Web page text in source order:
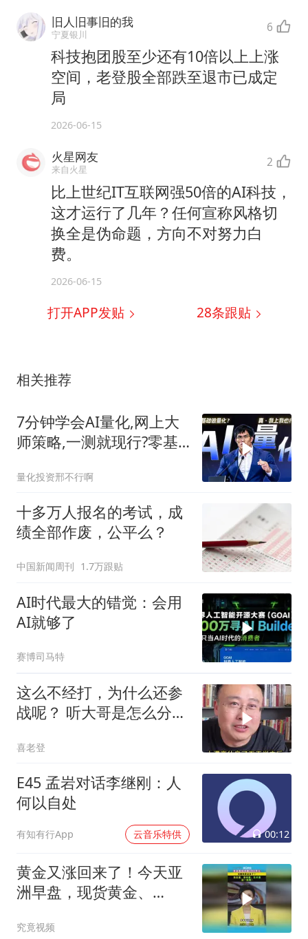
旧人旧事旧的我
宁夏银川 6
科技抱团股至少还有10倍以上上涨
空间，老登股全部跌至退市已成定
局
2026-06-15
火星网友
来自火星 2
比上世纪IT互联网强50倍的AI科技，
这才运行了几年？任何宣称风格切
换全是伪命题，方向不对努力白
费。
2026-06-15
打开APP发贴 28条跟贴
相关推荐
7分钟学会AI量化,网上大
师策略,一测就现行?零基
量化的最优方案?不用装
Python,不用写代码,一样
能回测? | 量化
量化投资邢不行啊
十多万人报名的考试，成
绩全部作废，公平么？
中国新闻周刊 1.7万跟贴
AI时代最大的错觉：会用
AI就够了
赛博司马特
这么不经打，为什么还参
战呢？ 听大哥是怎么分析
喜老登
E45 孟岩对话李继刚：人
何以自处
有知有行App 云音乐特供 00:12
黄金又涨回来了！今天亚
洲早盘，现货黄金、
4300美元！
究竟视频